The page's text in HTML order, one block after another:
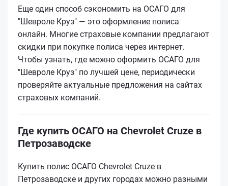
Еще один способ сэкономить на ОСАГО для
"Шевроле Круз" — это оформление полиса
онлайн. Многие страховые компании предлагают
скидки при покупке полиса через интернет.
Чтобы узнать, где можно оформить ОСАГО для
"Шевроле Круз" по лучшей цене, периодически
проверяйте актуальные предложения на сайтах
страховых компаний.
Где купить ОСАГО на Chevrolet Cruze в
Петрозаводске
Купить полис ОСАГО Chevrolet Cruze в
Петрозаводске и других городах можно разными